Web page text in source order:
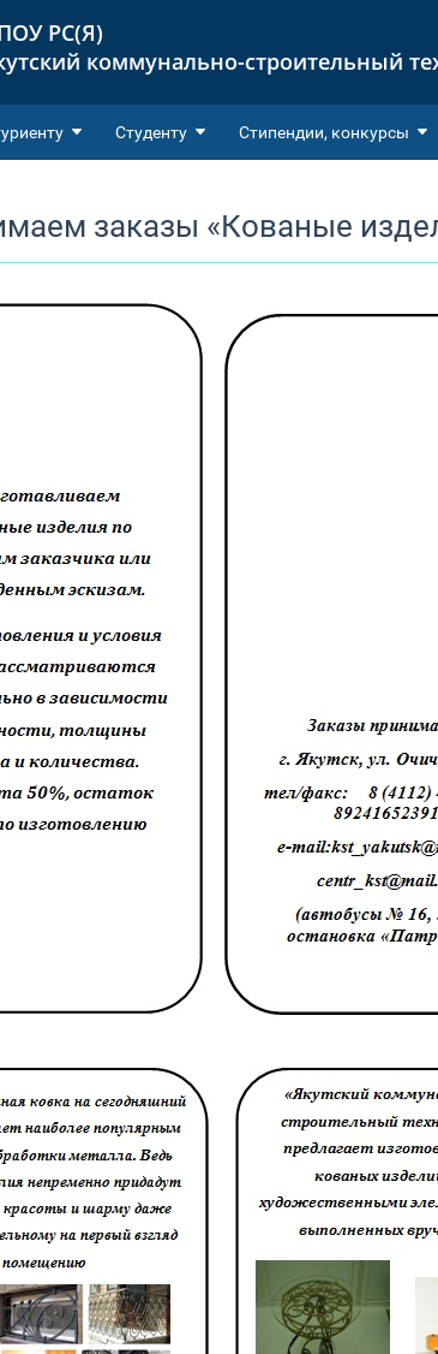
РС(Я)
коммунально-строительный
Студенту Cтипендии, конкурсы
заказы «Кованые